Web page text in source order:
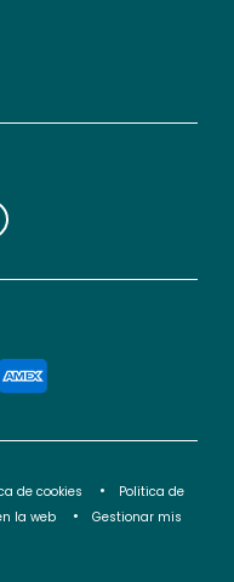
2>.
de cookies
Politica de
la web
Gestionar mis